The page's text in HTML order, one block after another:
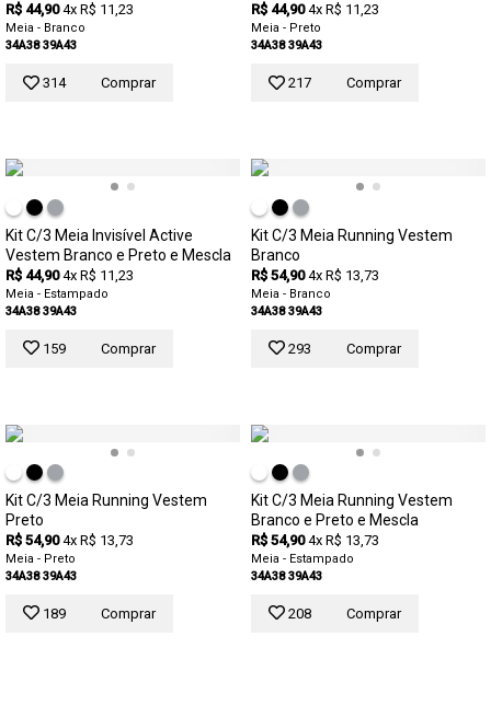
R$ 44,90 4x R$ 11,23
Meia - Branco
34A38 39A43
314 Comprar
R$ 44,90 4x R$ 11,23
Meia - Preto
34A38 39A43
217 Comprar
Kit C/3 Meia Invisível Active
Vestem Branco e Preto e Mescla
R$ 44,90 4x R$ 11,23
Meia - Estampado
34A38 39A43
159 Comprar
Kit C/3 Meia Running Vestem
Branco
R$ 54,90 4x R$ 13,73
Meia - Branco
34A38 39A43
293 Comprar
Kit C/3 Meia Running Vestem
Preto
R$ 54,90 4x R$ 13,73
Meia - Preto
34A38 39A43
189 Comprar
Kit C/3 Meia Running Vestem
Branco e Preto e Mescla
R$ 54,90 4x R$ 13,73
Meia - Estampado
34A38 39A43
208 Comprar